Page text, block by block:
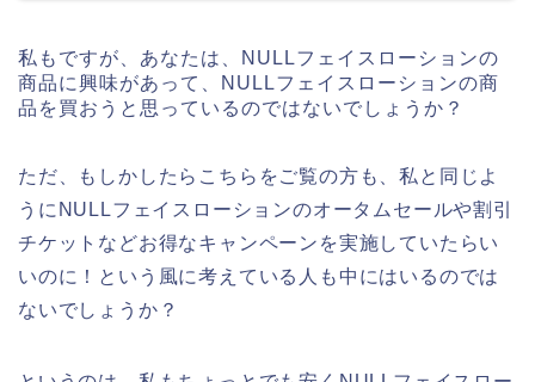
私もですが、あなたは、NULLフェイスローションの
商品に興味があって、NULLフェイスローションの商
品を買おうと思っているのではないでしょうか？
ただ、もしかしたらこちらをご覧の方も、私と同じよ
うにNULLフェイスローションのオータムセールや割引
チケットなどお得なキャンペーンを実施していたらい
いのに！という風に考えている人も中にはいるのでは
ないでしょうか？